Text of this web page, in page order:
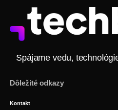
Spájame vedu,
Dôležité odkazy
Kontakt